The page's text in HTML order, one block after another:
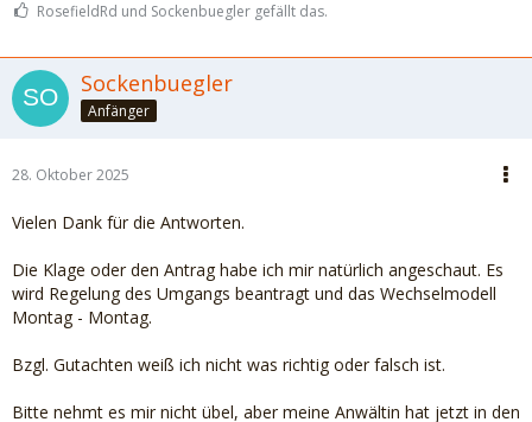
RosefieldRd und Sockenbuegler gefällt das.
Sockenbuegler
Anfänger
28. Oktober 2025
Vielen Dank für die Antworten.
Die Klage oder den Antrag habe ich mir natürlich angeschaut. Es
wird Regelung des Umgangs beantragt und das Wechselmodell
Montag - Montag.
Bzgl. Gutachten weiß ich nicht was richtig oder falsch ist.
Bitte nehmt es mir nicht übel, aber meine Anwältin hat jetzt in den